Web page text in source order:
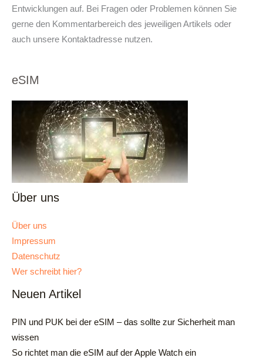
Entwicklungen auf. Bei Fragen oder Problemen können Sie
gerne den Kommentarbereich des jeweiligen Artikels oder
auch unsere Kontaktadresse nutzen.
eSIM
Über uns
Über uns
Impressum
Datenschutz
Wer schreibt hier?
Neuen Artikel
PIN und PUK bei der eSIM – das sollte zur Sicherheit man
wissen
So richtet man die eSIM auf der Apple Watch ein